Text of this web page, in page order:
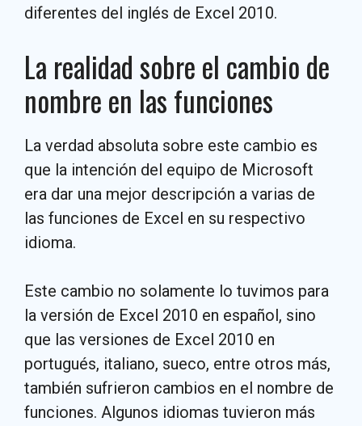
diferentes del inglés de Excel 2010.
La realidad sobre el cambio de
nombre en las funciones
La verdad absoluta sobre este cambio es
que la intención del equipo de Microsoft
era dar una mejor descripción a varias de
las funciones de Excel en su respectivo
idioma.
Este cambio no solamente lo tuvimos para
la versión de Excel 2010 en español, sino
que las versiones de Excel 2010 en
portugués, italiano, sueco, entre otros más,
también sufrieron cambios en el nombre de
funciones. Algunos idiomas tuvieron más